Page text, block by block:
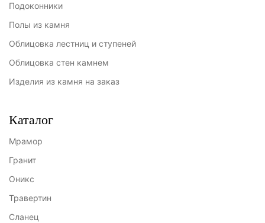
Подоконники
Полы из камня
Облицовка лестниц и ступеней
Облицовка стен камнем
Изделия из камня на заказ
Каталог
Мрамор
Гранит
Оникс
Травертин
Сланец